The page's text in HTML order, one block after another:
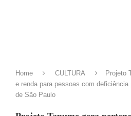
Home CULTURA
Projeto
e renda para pessoas com deficiência
de São Paulo